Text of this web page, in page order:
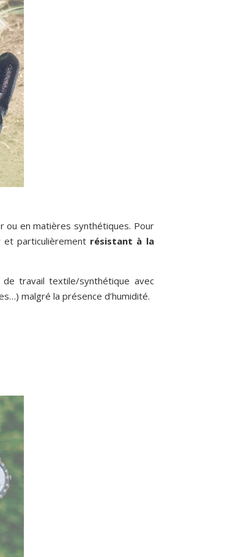
ou en matières synthétiques. Pour
particulièrement résistant à la
travail textile/synthétique avec
malgré la présence d’humidité.